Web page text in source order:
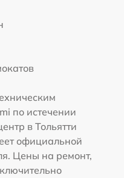
по истечении
в Тольятти
официальной
Цены на ремонт,